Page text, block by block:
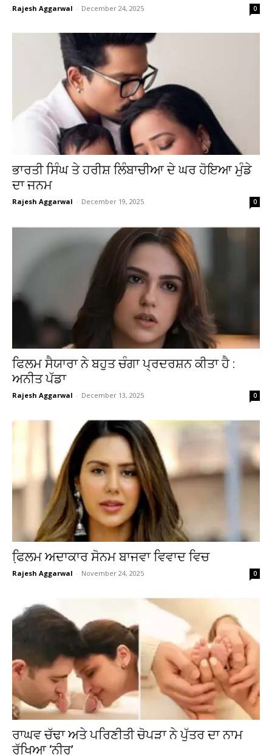
Rajesh Aggarwal - December 24, 2025 0
ਭਾਰਤੀ ਸਿੰਘ ਤੇ ਹਰੀਸ਼ ਲਿੰਬਾਚੀਆ ਦੇ ਘਰ ਹੋਇਆ ਮੁੰਡੇ
ਦਾ ਜਨਮ
Rajesh Aggarwal - December 19, 2025 0
ਫਿਲਮ ਸੈਯਾਰਾ ਨੇ ਬਹੁਤ ਚੰਗਾ ਪ੍ਰਦਰਸ਼ਨ ਕੀਤਾ ਹੈ :
ਅਨੀਤ ਪੱਡਾ
Rajesh Aggarwal - December 13, 2025 0
ਫਿ਼ਲਮ ਅਦਾਕਾਰ ਸੋਨਮ ਬਾਜਵਾ ਵਿਵਾਦ ਵਿਚ
Rajesh Aggarwal - November 24, 2025 0
ਰਾਘਵ ਚੱਢਾ ਅਤੇ ਪਰਿਣੀਤੀ ਚੋਪੜਾ ਨੇ ਪੁੱਤਰ ਦਾ ਨਾਮ
ਰੱਖਿਆ ‘ਨੀਰ’